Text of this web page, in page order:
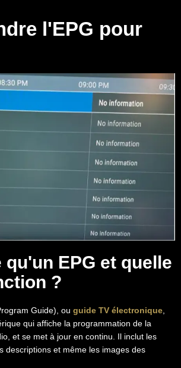
l'EPG pour
qu'un EPG et quelle
?
Guide), ou guide TV électronique
qui affiche la programmation de la
et se met à jour en continu. Il inclut les
descriptions et même les images des